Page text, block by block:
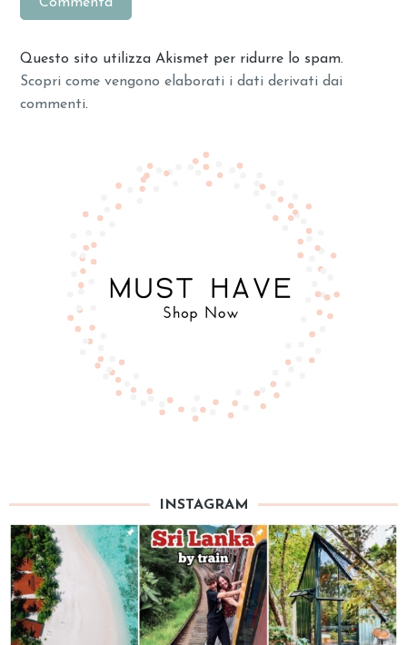
Questo sito utilizza Akismet per ridurre lo spam.
Scopri come vengono elaborati i dati derivati dai
commenti.
INSTAGRAM